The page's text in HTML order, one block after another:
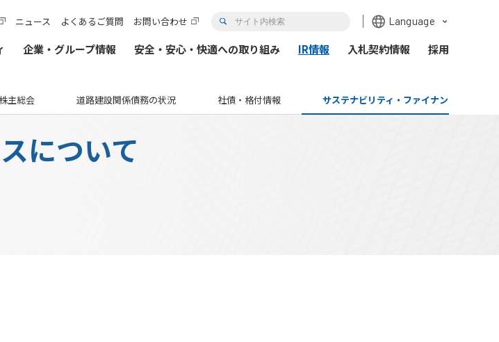
企業・グループ情報 安全・安心・快適への取り組み IR情報 入札契約情報 採用
ニュース よくあるご質問 お問い合わせ Language
한국어
ナビリティレポート 法令遵守・コーポレートガバナンス
入札契約情報に関するよくあるご質問
株主総会 道路建設関係債務の状況 社債・格付情報 サステナビリティ・ファイナンスについて
について